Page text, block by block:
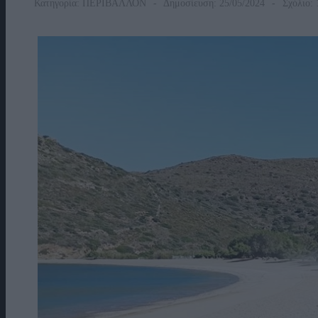
Κατηγορία: ΠΕΡΙΒΑΛΛΟΝ Δημοσίευση: 25/05/2024 Σχόλιο: